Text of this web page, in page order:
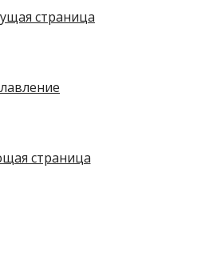
страница
страница